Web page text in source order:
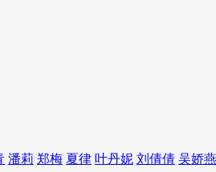
潘莉 郑梅 夏律 叶丹妮 刘倩倩 吴娇燕